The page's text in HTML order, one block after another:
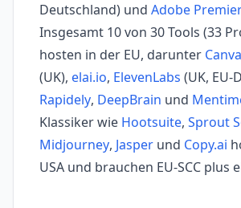
Deutschland) und Adobe
Insgesamt 10 von 30 Tools (33
hosten in der EU, darunter Canva
(UK), elai.io, ElevenLabs (UK, EU-
Rapidely, DeepBrain und
Klassiker wie Hootsuite, Sprout
Midjourney, Jasper und Copy.ai
USA und brauchen EU-SCC plus